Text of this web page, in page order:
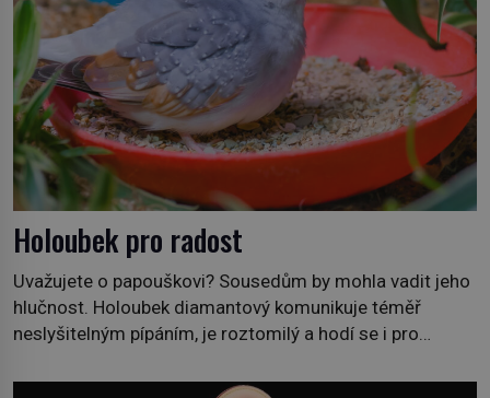
Holoubek pro radost
Uvažujete o papouškovi? Sousedům by mohla vadit jeho
hlučnost. Holoubek diamantový komunikuje téměř
neslyšitelným pípáním, je roztomilý a hodí se i pro
klidného ptáčka, který většinu dne jen posedává. Hodně